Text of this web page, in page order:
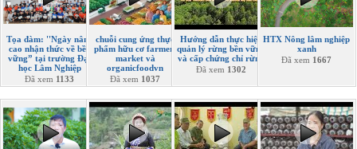
Tọa đàm: ''Ngày nâng
cao nhận thức về bền
vững” tại trường Đại
học Lâm Nghiệp
Đã xem 1133
chuỗi cung ứng thực
phẩm hữu cơ farmers
market và
organicfoodvn
Đã xem 1037
Hướng dẫn thực hiện
quản lý rừng bền vững
và cấp chứng chỉ rừng
Đã xem 1302
HTX Nông lâm nghiệp
xanh
Đã xem 1667